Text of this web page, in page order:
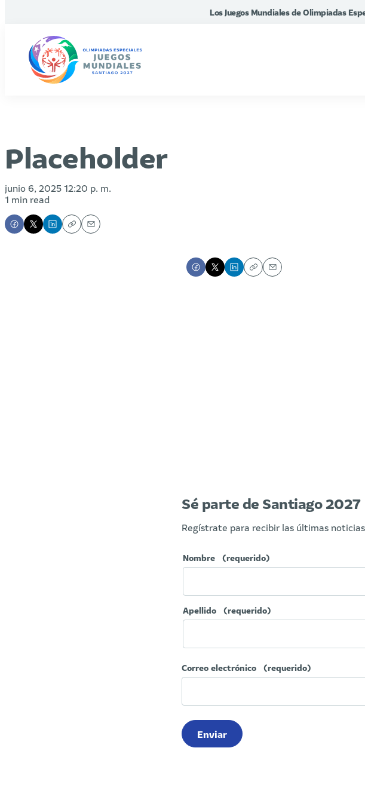
Los Juegos Mundiales de Olimpiadas
Placeholder
junio 6, 2025 12:20 p. m.
1 min read
CopyEmail
CopyEmail
Sé parte de Santiago 2027
Regístrate para recibir las últimas
(requerido)
(requerido)
Correo electrónico (requerido)
Enviar